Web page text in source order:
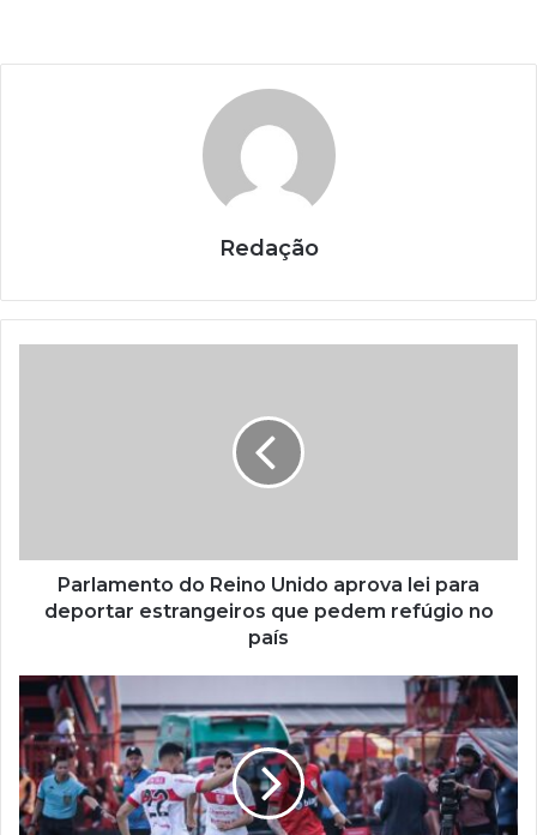
Redação
Parlamento do Reino Unido aprova lei para
deportar estrangeiros que pedem refúgio no
país